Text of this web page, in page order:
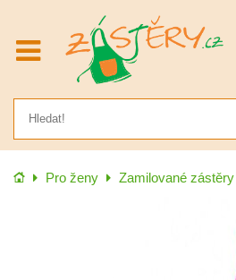
Úvod Pro ženy Zamilované zástěry